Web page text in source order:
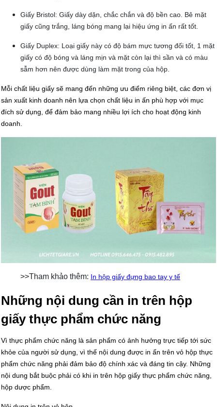
Giấy Bristol: Giấy dày dặn, chắc chắn và độ bền cao. Bê mặt
giấy cũng trắng, láng bóng mang lại hiệu ứng in ấn rất tốt.
Giấy Duplex: Loại giấy này có độ bám mực tương đối tốt, 1 mặt
giấy có độ bóng và láng mịn và mặt còn lại thì sần và có màu
sẫm hơn nên được dùng làm mặt trong của hộp.
Mỗi chất liệu giấy sẽ mang đến những ưu điểm riêng biệt, các đơn vị
sản xuất kinh doanh nên lựa chọn chất liệu in ấn phù hợp với mục
đích sử dụng, để đảm bảo mang nhiều lợi ích cho hoạt động kinh
doanh.
>>Tham khảo thêm: In hộp giấy đựng bao tay y tế
Những nội dung cần in trên hộp
giấy thực phẩm chức năng
Vì thực phẩm chức năng là sản phẩm có ảnh hưởng trực tiếp tới sức
khỏe của người sử dụng, vì thế nội dung được in ấn trên vỏ hộp thực
phẩm chức năng phải đảm bảo độ chính xác và đáng tin cậy. Những
nội dung bắt buộc phải có khi in trên hộp giấy thực phẩm chức năng,
hộp dược phẩm.